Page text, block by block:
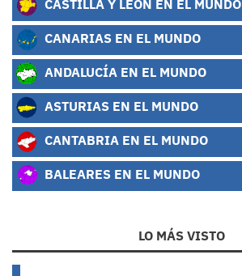
CASTILLA Y LEÓN EN EL MUNDO
CANARIAS EN EL MUNDO
ANDALUCÍA EN EL MUNDO
ASTURIAS EN EL MUNDO
CANTABRIA EN EL MUNDO
BALEARES EN EL MUNDO
LO MÁS VISTO